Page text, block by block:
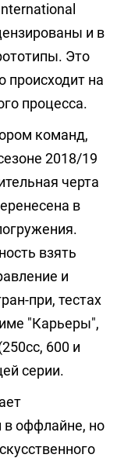
и в
Это
происходит на
процесса.
команд,
2018/19
черта
в
взять
и
при, тестах
"Карьеры",
600 и
серии.
в оффлайне, но